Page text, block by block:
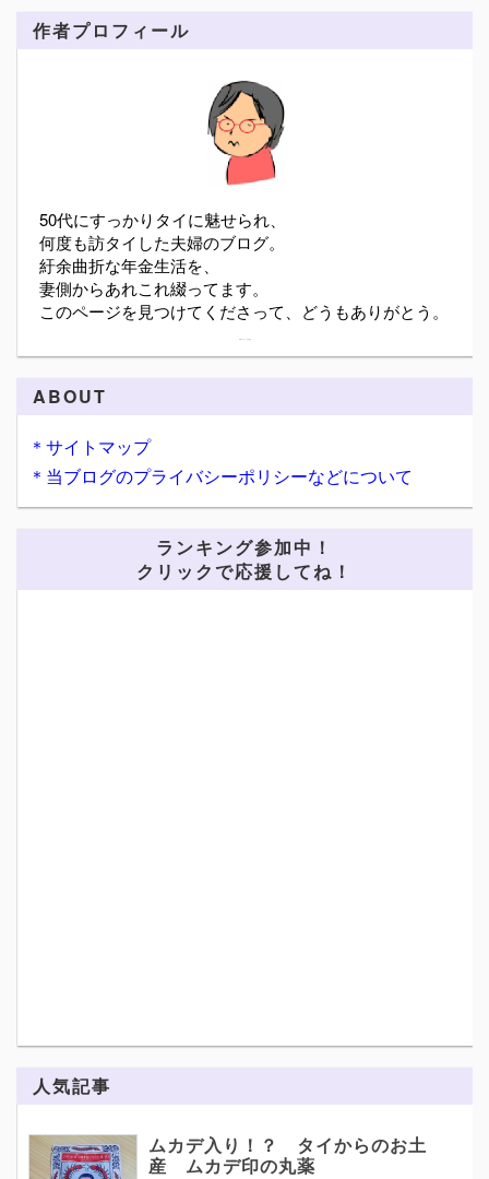
作者プロフィール
50代にすっかりタイに魅せられ、
何度も訪タイした夫婦のブログ。
紆余曲折な年金生活を、
妻側からあれこれ綴ってます。
このページを見つけてくださって、どうもありがとう。
ABOUT
＊サイトマップ
＊当ブログのプライバシーポリシーなどについて
ランキング参加中！
クリックで応援してね！
人気記事
ムカデ入り！？ タイからのお土
産 ムカデ印の丸薬